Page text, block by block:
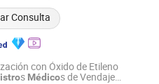
Consulta
con Óxido de Etileno
s Médicos de Vendaje